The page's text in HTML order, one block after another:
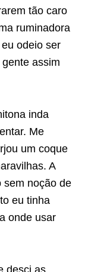
tão caro
ruminadora
odeio ser
assim
inda
Me
um coque
A
noção de
eu tinha
onde usar
desci as